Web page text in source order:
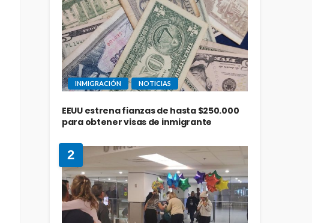
INMIGRACIÓN NOTICIAS
EEUU estrena fianzas de hasta $250.000
para obtener visas de inmigrante
2